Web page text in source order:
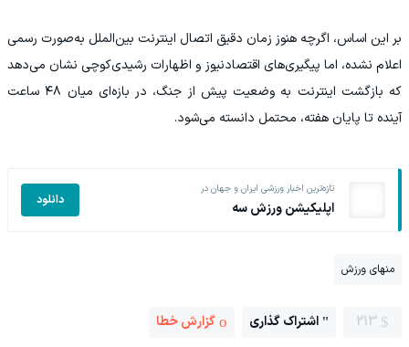
بر این اساس، اگرچه هنوز زمان دقیق اتصال اینترنت بین‌الملل به‌صورت رسمی
اعلام نشده، اما پیگیری‌های اقتصادنیوز و اظهارات رشیدی‌کوچی نشان می‌دهد
که بازگشت اینترنت به وضعیت پیش از جنگ، در بازه‌ای میان ۴۸ ساعت
آینده تا پایان هفته، محتمل دانسته می‌شود.
تازه‌ترین اخبار ورزشی ایران و جهان در
اپلیکیشن ورزش سه دانلود
منهای ورزش
213 اشتراک گذاری گزارش خطا